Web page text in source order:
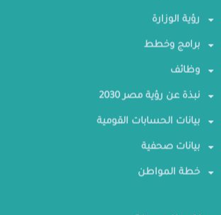
رؤية الوزارة
برامج وخطط
وظائف
نبذة عن رؤية مصر 2030
بيانات الحسابات القومية
بيانات صحفية
خطة المواطن